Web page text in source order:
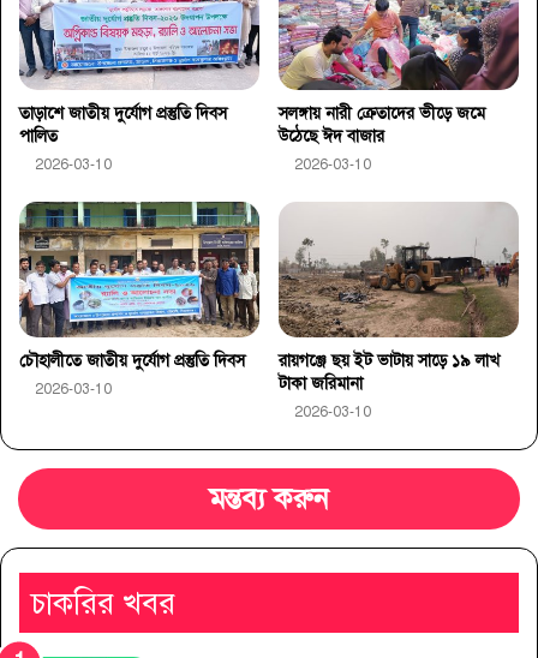
তাড়াশে জাতীয় দুর্যোগ প্রস্তুতি দিবস
পালিত
2026-03-10
সলঙ্গায় নারী ক্রেতাদের ভীড়ে জমে
উঠেছে ঈদ বাজার
2026-03-10
চৌহালীতে জাতীয় দুর্যোগ প্রস্তুতি দিবস
2026-03-10
রায়গঞ্জে ছয় ইট ভাটায় সাড়ে ১৯ লাখ
টাকা জরিমানা
2026-03-10
মন্তব্য করুন
চাকরির খবর